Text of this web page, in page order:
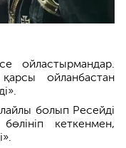
ойластырмандар.
ойланбастан
болып Ресейді
кеткенмен,